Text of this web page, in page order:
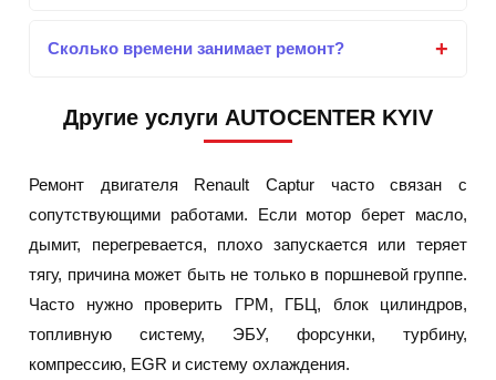
Сколько времени занимает ремонт?
Другие услуги AUTOCENTER KYIV
Ремонт двигателя Renault Captur часто связан с
сопутствующими работами. Если мотор берет масло,
дымит, перегревается, плохо запускается или теряет
тягу, причина может быть не только в поршневой группе.
Часто нужно проверить ГРМ, ГБЦ, блок цилиндров,
топливную систему, ЭБУ, форсунки, турбину,
компрессию, EGR и систему охлаждения.